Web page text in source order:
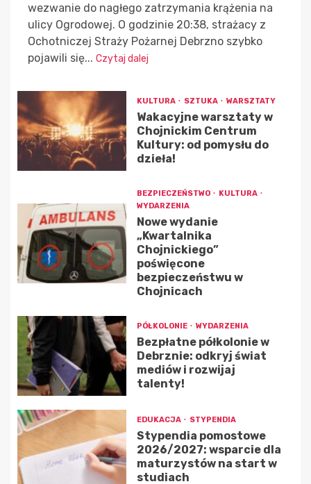
wezwanie do nagłego zatrzymania krążenia na
ulicy Ogrodowej. O godzinie 20:38, strażacy z
Ochotniczej Straży Pożarnej Debrzno szybko
pojawili się... Czytaj dalej
KULTURA SZTUKA WARSZTATY
Wakacyjne warsztaty w
Chojnickim Centrum
Kultury: od pomysłu do
dzieła!
BEZPIECZEŃSTWO
KULTURA
WYDARZENIA
Nowe wydanie
„Kwartalnika
Chojnickiego”
poświęcone
bezpieczeństwu w
Chojnicach
PÓŁKOLONIE WYDARZENIA
Bezpłatne półkolonie w
Debrznie: odkryj świat
mediów i rozwijaj
talenty!
EDUKACJA STYPENDIA
Stypendia pomostowe
2026/2027: wsparcie dla
maturzystów na start w
studiach